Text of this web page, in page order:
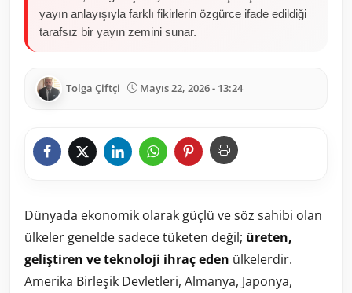
yayın anlayışıyla farklı fikirlerin özgürce ifade edildiği
tarafsız bir yayın zemini sunar.
Tolga Çiftçi Mayıs 22, 2026 - 13:24
Dünyada ekonomik olarak güçlü ve söz sahibi olan
ülkeler genelde sadece tüketen değil; üreten,
geliştiren ve teknoloji ihraç eden ülkelerdir.
Amerika Birleşik Devletleri, Almanya, Japonya,